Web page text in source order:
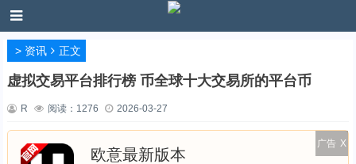
> 资讯 正文
虚拟交易平台排行榜 币全球十大交易所的平台币
R 阅读： 1276 2026-03-27
广告 X
欧意最新版本